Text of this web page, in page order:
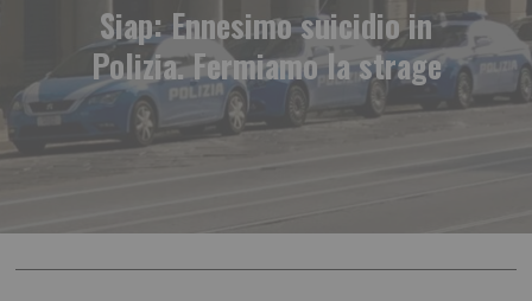
Siap: Ennesimo suicidio in
Polizia. Fermiamo la strage